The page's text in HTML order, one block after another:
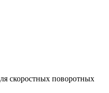
скоростных поворотных